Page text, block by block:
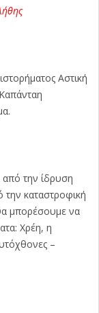
Αστική
την ίδρυση
την καταστροφική
μπορέσουμε να
Χρέη, η
–